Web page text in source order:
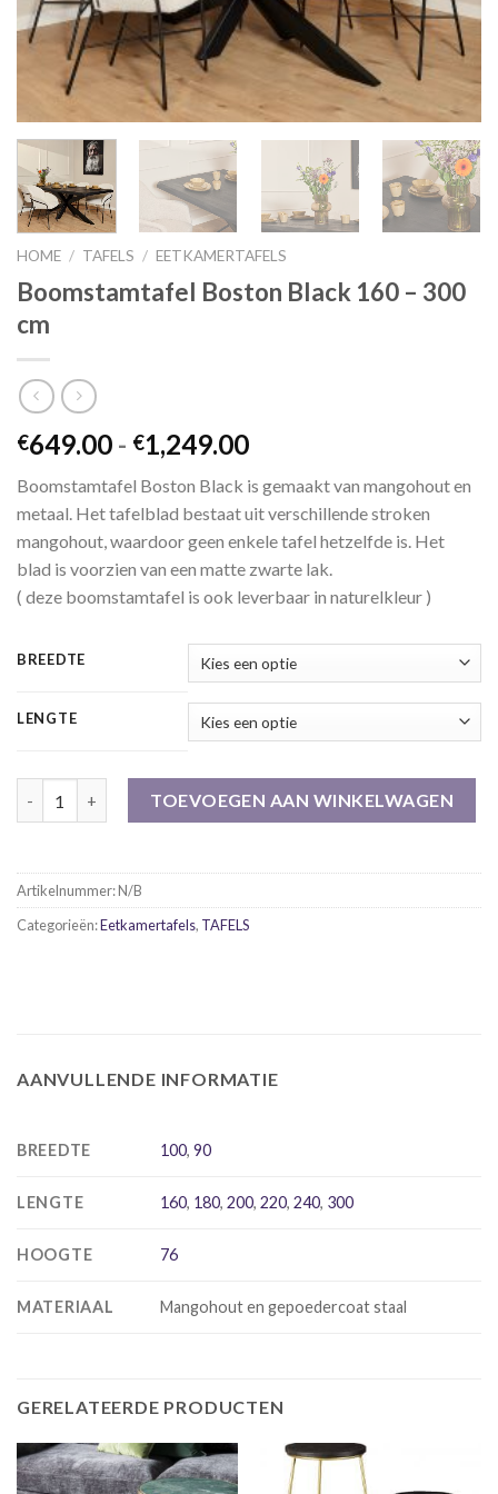
HOME / TAFELS / EETKAMERTAFELS
Boomstamtafel Boston Black 160 – 300
cm
€649.00 - €1,249.00Prijsklasse:
tot
€1,249.00
Boomstamtafel Boston Black is gemaakt van mangohout en
metaal. Het tafelblad bestaat uit verschillende stroken
mangohout, waardoor geen enkele tafel hetzelfde is. Het
blad is voorzien van een matte zwarte lak.
( deze boomstamtafel is ook leverbaar in naturelkleur )
BREEDTE
LENGTE
TOEVOEGEN AAN WINKELWAGEN
Artikelnummer:N/B
Categorieën:Eetkamertafels, TAFELS
AANVULLENDE INFORMATIE
BREEDTE 100,90
LENGTE 160, 180,200,220,240, 300
HOOGTE 76
MATERIAAL Mangohout en gepoedercoat staal
GERELATEERDE PRODUCTEN